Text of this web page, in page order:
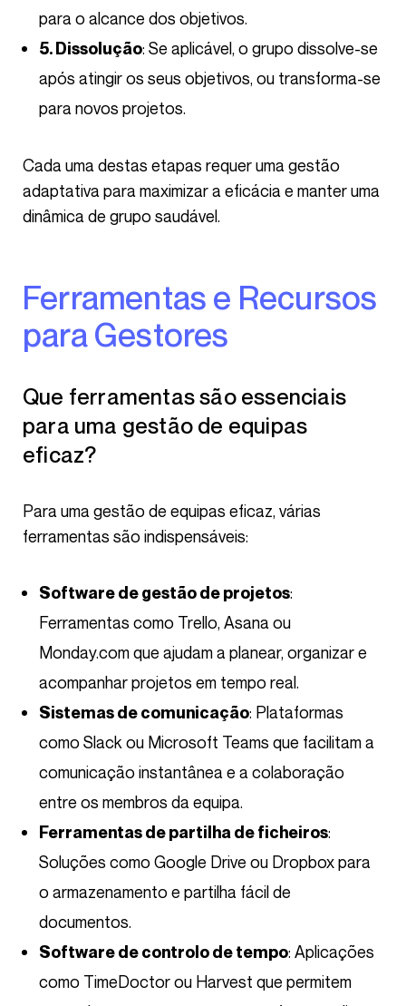
para o alcance dos objetivos.
5. Dissolução: Se aplicável, o grupo dissolve-se
após atingir os seus objetivos, ou transforma-se
para novos projetos.
Cada uma destas etapas requer uma gestão
adaptativa para maximizar a eficácia e manter uma
dinâmica de grupo saudável.
Ferramentas e Recursos
para Gestores
Que ferramentas são essenciais
para uma gestão de equipas
eficaz?
Para uma gestão de equipas eficaz, várias
ferramentas são indispensáveis:
Software de gestão de projetos:
Ferramentas como Trello, Asana ou
Monday.com que ajudam a planear, organizar e
acompanhar projetos em tempo real.
Sistemas de comunicação: Plataformas
como Slack ou Microsoft Teams que facilitam a
comunicação instantânea e a colaboração
entre os membros da equipa.
Ferramentas de partilha de ficheiros:
Soluções como Google Drive ou Dropbox para
o armazenamento e partilha fácil de
documentos.
Software de controlo de tempo: Aplicações
como TimeDoctor ou Harvest que permitem